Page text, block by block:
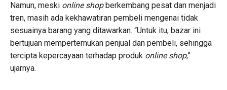
Namun, meski online shop berkembang pesat dan menjadi
tren, masih ada kekhawatiran pembeli mengenai tidak
sesuainya barang yang ditawarkan. “Untuk itu, bazar ini
bertujuan mempertemukan penjual dan pembeli, sehingga
tercipta kepercayaan terhadap produk online shop,”
ujarnya.